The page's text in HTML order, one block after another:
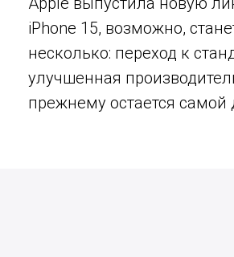
iPhone 15, возможно,
несколько: переход к
улучшенная
прежнему остается